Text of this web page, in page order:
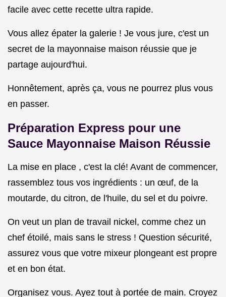
facile avec cette recette ultra rapide.
Vous allez épater la galerie ! Je vous jure, c'est un
secret de la mayonnaise maison réussie que je
partage aujourd'hui.
Honnêtement, après ça, vous ne pourrez plus vous
en passer.
Préparation Express pour une
Sauce Mayonnaise Maison Réussie
La mise en place , c'est la clé! Avant de commencer,
rassemblez tous vos ingrédients : un œuf, de la
moutarde, du citron, de l'huile, du sel et du poivre.
On veut un plan de travail nickel, comme chez un
chef étoilé, mais sans le stress ! Question sécurité,
assurez vous que votre mixeur plongeant est propre
et en bon état.
Organisez vous. Ayez tout à portée de main. Croyez